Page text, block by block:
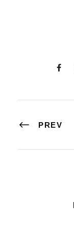
PREV